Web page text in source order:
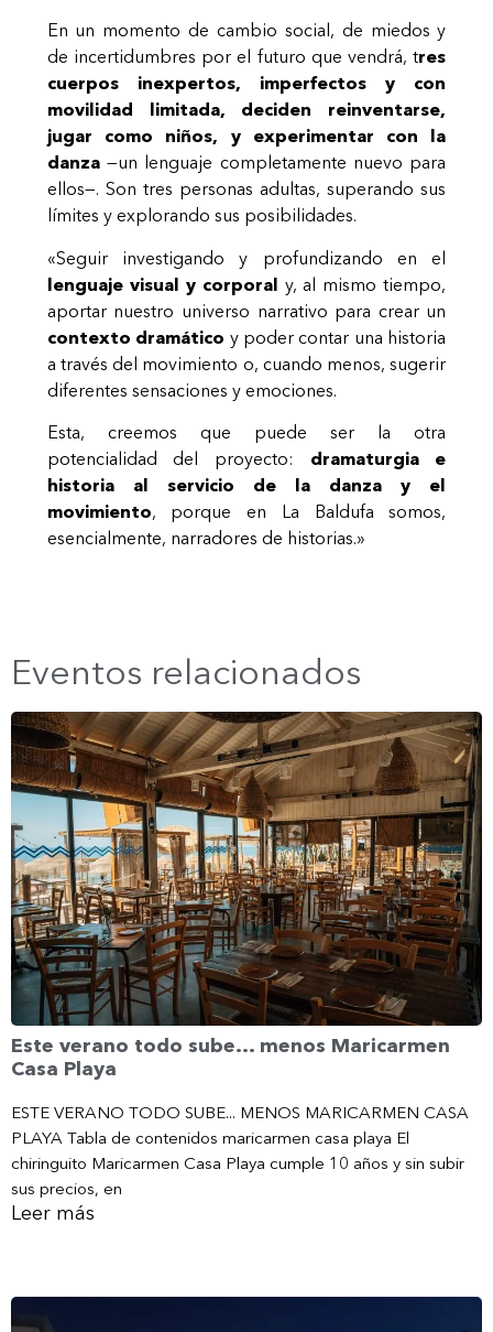
En un momento de cambio social, de miedos y
de incertidumbres por el futuro que vendrá, tres
cuerpos inexpertos, imperfectos y con
movilidad limitada, deciden reinventarse,
jugar como niños, y experimentar con la
danza—un lenguaje completamente nuevo para
ellos—. Son tres personas adultas, superando sus
límites y explorando sus posibilidades.
«Seguir investigando y profundizando en el
lenguaje visual y corporal y, al mismo tiempo,
aportar nuestro universo narrativo para crear un
contexto dramático y poder contar una historia
a través del movimiento o, cuando menos, sugerir
diferentes sensaciones y emociones.
Esta, creemos que puede ser la otra
potencialidad del proyecto: dramaturgia e
historia al servicio de la danza y el
movimiento, porque en La Baldufa somos,
esencialmente, narradores de historias.»
Eventos relacionados
Este verano todo sube… menos Maricarmen
Casa Playa
ESTE VERANO TODO SUBE... MENOS MARICARMEN CASA
PLAYA Tabla de contenidos maricarmen casa playa El
chiringuito Maricarmen Casa Playa cumple 10 años y sin subir
sus precios, en
Leer más